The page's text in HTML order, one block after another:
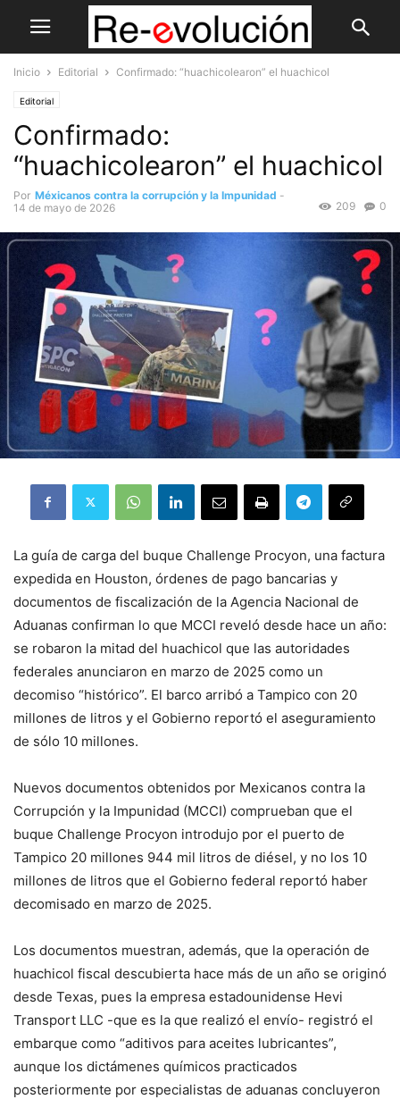
Inicio Editorial Confirmado: “huachicolearon” el huachicol
Editorial
Confirmado:
“huachicolearon” el huachicol
Por Méxicanos contra la corrupción y la Impunidad -
14 de mayo de 2026
0
209
La guía de carga del buque Challenge Procyon, una factura
expedida en Houston, órdenes de pago bancarias y
documentos de fiscalización de la Agencia Nacional de
Aduanas confirman lo que MCCI reveló desde hace un año:
se robaron la mitad del huachicol que las autoridades
federales anunciaron en marzo de 2025 como un
decomiso “histórico”. El barco arribó a Tampico con 20
millones de litros y el Gobierno reportó el aseguramiento
de sólo 10 millones.
Nuevos documentos obtenidos por Mexicanos contra la
Corrupción y la Impunidad (MCCI) comprueban que el
buque Challenge Procyon introdujo por el puerto de
Tampico 20 millones 944 mil litros de diésel, y no los 10
millones de litros que el Gobierno federal reportó haber
decomisado en marzo de 2025.
Los documentos muestran, además, que la operación de
huachicol fiscal descubierta hace más de un año se originó
desde Texas, pues la empresa estadounidense Hevi
Transport LLC -que es la que realizó el envío- registró el
embarque como “aditivos para aceites lubricantes”,
aunque los dictámenes químicos practicados
posteriormente por especialistas de aduanas concluyeron